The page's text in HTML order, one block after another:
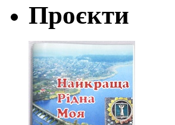
Проєкти